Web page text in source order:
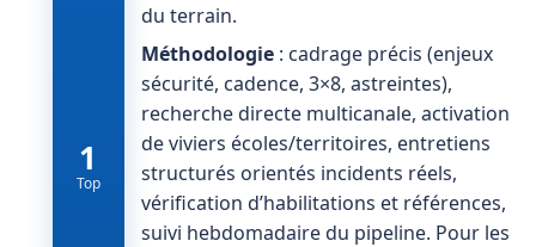
1
Top
du terrain.
Méthodologie: cadrage précis (enjeux
sécurité, cadence, 3×8, astreintes),
recherche directe multicanale, activation
de viviers écoles/territoires, entretiens
structurés orientés incidents réels,
vérification d’habilitations et références,
suivi hebdomadaire du pipeline. Pour les